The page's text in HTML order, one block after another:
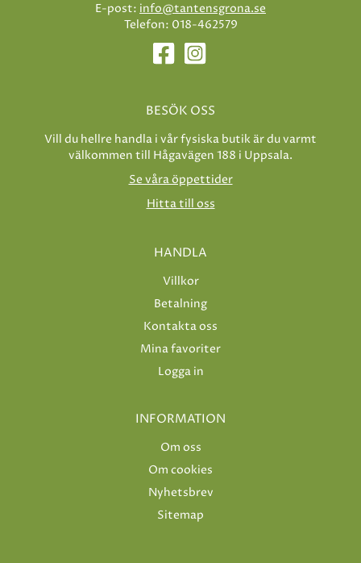
E-post: info@tantensgrona.se
Telefon: 018-462579
BESÖK OSS
Vill du hellre handla i vår fysiska butik är du varmt
välkommen till Hågavägen 188 i Uppsala.
Se våra öppettider
Hitta till oss
HANDLA
Villkor
Betalning
Kontakta oss
Mina favoriter
Logga in
INFORMATION
Om oss
Om cookies
Nyhetsbrev
Sitemap